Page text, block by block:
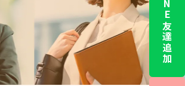
LINE友達追加